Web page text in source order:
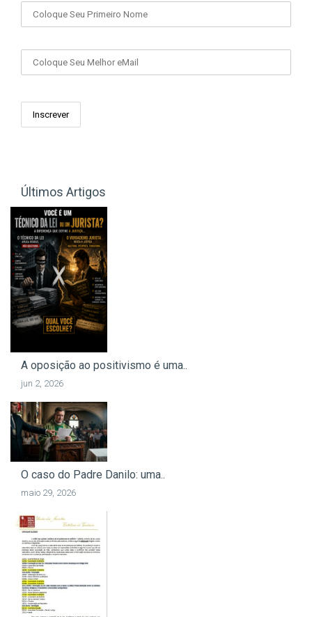
Últimos Artigos
A oposição ao positivismo é uma..
jun 2, 2026
O caso do Padre Danilo: uma..
maio 29, 2026